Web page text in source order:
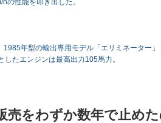
の性能を叩き出した。
年型の輸出専用モデル「エリミネーター
たエンジンは最高出力105馬力。
売をわずか数年で止めた